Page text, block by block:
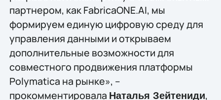
партнером, как FabricaONE.AI, мы
формируем единую цифровую среду для
управления данными и открываем
дополнительные возможности для
совместного продвижения платформы
Polymatica на рынке», –
прокомментировала Наталья Зейтениди,